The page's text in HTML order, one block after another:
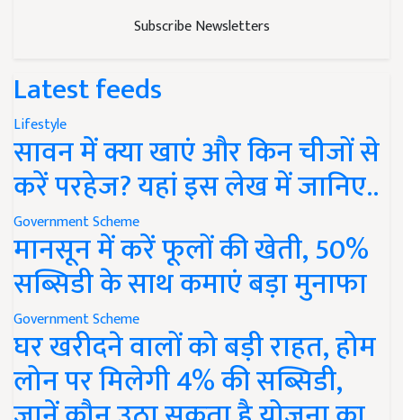
Subscribe Newsletters
Latest feeds
Lifestyle
सावन में क्या खाएं और किन चीजों से
करें परहेज? यहां इस लेख में जानिए..
Government Scheme
मानसून में करें फूलों की खेती, 50%
सब्सिडी के साथ कमाएं बड़ा मुनाफा
Government Scheme
घर खरीदने वालों को बड़ी राहत, होम
लोन पर मिलेगी 4% की सब्सिडी,